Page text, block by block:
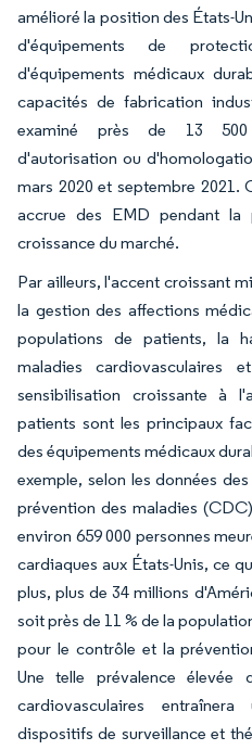
amélioré la position des États-
d'équipements de
d'équipements médicaux
capacités de fabrication
examiné près de 13 500
d'autorisation ou
mars 2020 et septembre 2021.
accrue des EMD pendant la
croissance du marché.
Par ailleurs, l'accent croissant
la gestion des affections
populations de patients, la
maladies
sensibilisation croissante à
patients sont les principaux
des équipements médicaux
exemple, selon les données
prévention des maladies
environ 659 000 personnes
cardiaques aux États-Unis, ce
plus, plus de 34 millions
soit près de 11 % de la
pour le contrôle et la
Une telle prévalence
cardiovasculaires
dispositifs de surveillance et